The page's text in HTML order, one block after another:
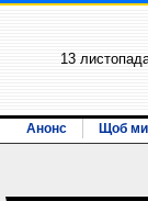
13
Анонс Щоб